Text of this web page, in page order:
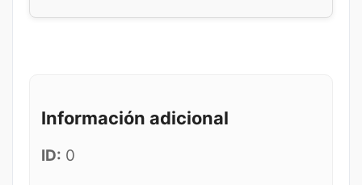
Información adicional
ID: 0